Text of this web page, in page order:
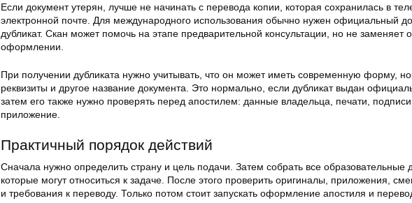
Если документ утерян, лучше не начинать с перевода копии, которая сохранилась в
электронной почте. Для международного использования обычно нужен официальный
дубликат. Скан может помочь на этапе предварительной консультации, но не заменяет
оформлении.
При получении дубликата нужно учитывать, что он может иметь современную форму,
реквизиты и другое название документа. Это нормально, если дубликат выдан
затем его также нужно проверять перед апостилем: данные владельца, печати,
приложение.
Практичный порядок действий
Сначала нужно определить страну и цель подачи. Затем собрать все образовательные
которые могут относиться к задаче. После этого проверить оригиналы, приложения,
и требования к переводу. Только потом стоит запускать оформление апостиля и